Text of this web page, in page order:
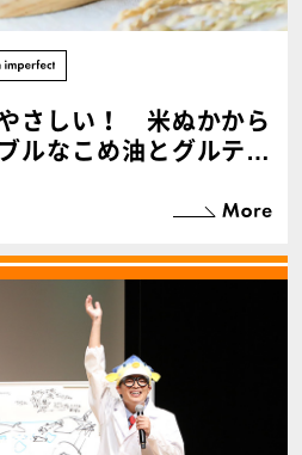
さしい！ 米ぬかから
ルなこめ油とグルテン